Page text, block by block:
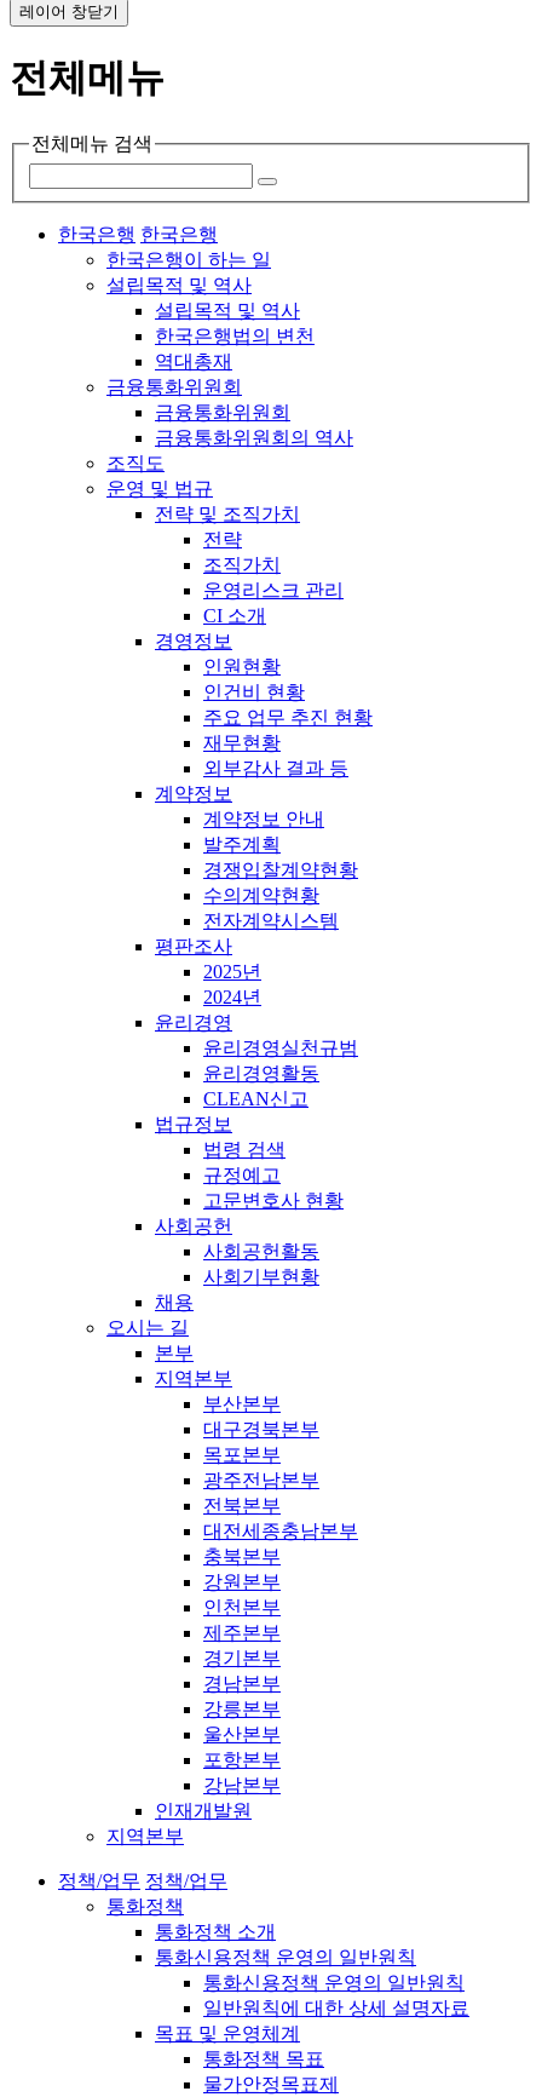
레이어 창닫기
전체메뉴
전체메뉴 검색
한국은행 한국은행
한국은행이 하는 일
설립목적 및 역사
설립목적 및 역사
한국은행법의 변천
역대총재
금융통화위원회
금융통화위원회
금융통화위원회의 역사
조직도
운영 및 법규
전략 및 조직가치
전략
조직가치
운영리스크 관리
CI 소개
경영정보
인원현황
인건비 현황
주요 업무 추진 현황
재무현황
외부감사 결과 등
계약정보
계약정보 안내
발주계획
경쟁입찰계약현황
수의계약현황
전자계약시스템
평판조사
2025년
2024년
윤리경영
윤리경영실천규범
윤리경영활동
CLEAN신고
법규정보
법령 검색
규정예고
고문변호사 현황
사회공헌
사회공헌활동
사회기부현황
채용
오시는 길
본부
지역본부
부산본부
대구경북본부
목포본부
광주전남본부
전북본부
대전세종충남본부
충북본부
강원본부
인천본부
제주본부
경기본부
경남본부
강릉본부
울산본부
포항본부
강남본부
인재개발원
지역본부
정책/업무 정책/업무
통화정책
통화정책 소개
통화신용정책 운영의 일반원칙
통화신용정책 운영의 일반원칙
일반원칙에 대한 상세 설명자료
목표 및 운영체계
통화정책 목표
물가안정목표제